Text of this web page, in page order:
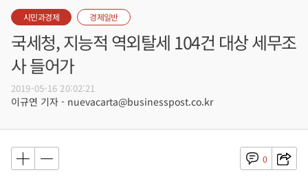
시민과경제 경제일반
국세청, 지능적 역외탈세 104건 대상 세무조
사 들어가
2019-05-16 20:02:21
이규연 기자 - nuevacarta@businesspost.co.kr
0